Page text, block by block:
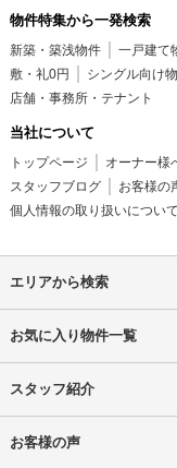
物件特集から一発検索
新築・築浅物件 一戸建て
敷・礼0円
シングル向け
店舗・事務所・テナント
当社について
トップページ オーナー様
スタッフブログ
お客様の
個人情報の取り扱いについて
エリアから検索
お気に入り物件一覧
スタッフ紹介
お客様の声